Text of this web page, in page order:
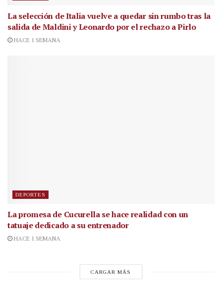
La selección de Italia vuelve a quedar sin rumbo tras la
salida de Maldini y Leonardo por el rechazo a Pirlo
HACE 1 SEMANA
DEPORTES
La promesa de Cucurella se hace realidad con un
tatuaje dedicado a su entrenador
HACE 1 SEMANA
CARGAR MÁS